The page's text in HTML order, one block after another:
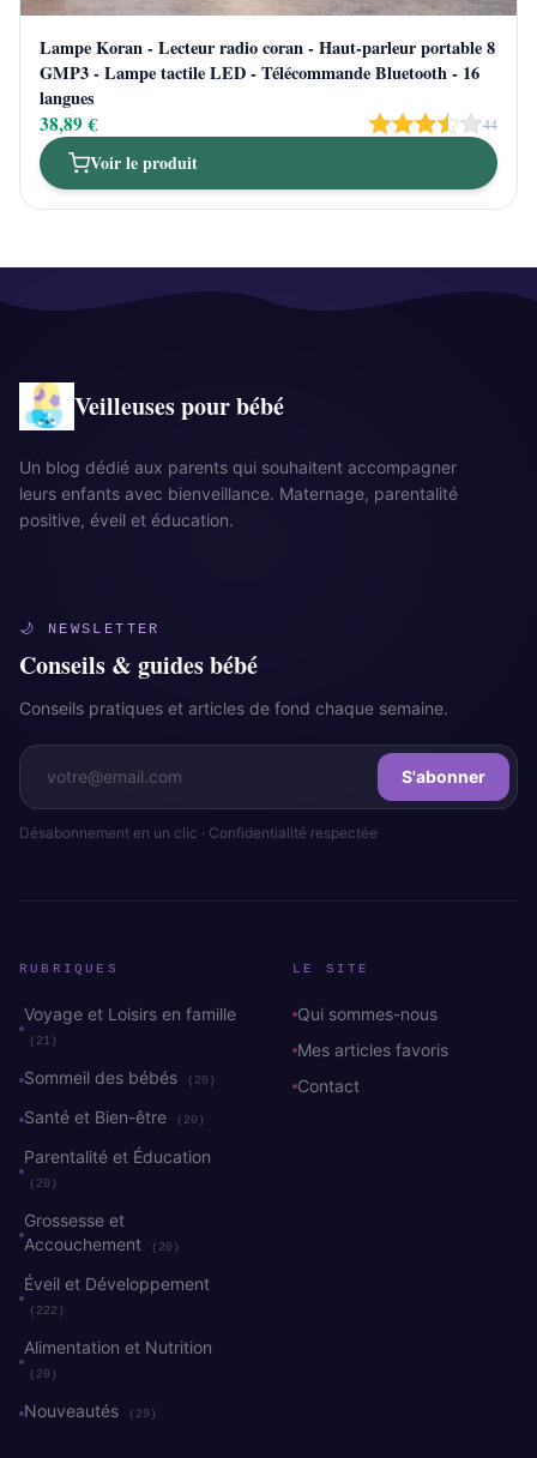
Lampe Koran - Lecteur radio coran - Haut-parleur portable 8
GMP3 - Lampe tactile LED - Télécommande Bluetooth - 16
langues
38,89 € 44
Voir le produit
Veilleuses pour bébé
Un blog dédié aux parents qui souhaitent accompagner
leurs enfants avec bienveillance. Maternage, parentalité
positive, éveil et éducation.
🌙 NEWSLETTER
Conseils & guides bébé
Conseils pratiques et articles de fond chaque semaine.
S'abonner
Désabonnement en un clic · Confidentialité respectée
RUBRIQUES
Voyage et Loisirs en famille
(21)
Sommeil des bébés (20)
Santé et Bien-être (20)
Parentalité et Éducation
(20)
Grossesse et
Accouchement
(20)
Éveil et Développement
(222)
Alimentation et Nutrition
(20)
Nouveautés (29)
LE SITE
Qui sommes-nous
Mes articles favoris
Contact